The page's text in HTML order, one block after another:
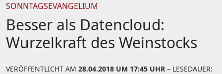
SONNTAGSEVANGELIUM
Besser als Datencloud:
Wurzelkraft des Weinstocks
VERÖFFENTLICHT AM 28.04.2018 UM 17:45 UHR – LESEDAUER: